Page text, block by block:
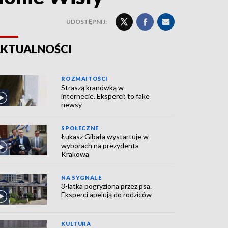
UDOSTĘPNIJ:
ROZMAITOŚCI
Straszą kranówką w
internecie. Eksperci: to fake
newsy
SPOŁECZNE
Łukasz Gibała wystartuje w
wyborach na prezydenta
Krakowa
NA SYGNALE
3-latka pogryziona przez psa.
Eksperci apelują do rodziców
KULTURA